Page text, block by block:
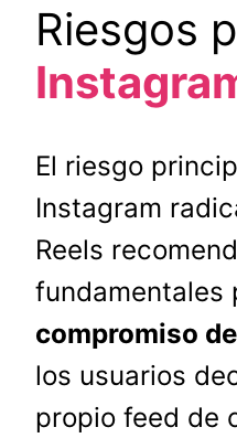
Riesgos
El riesgo
Instagram
Reels
fundamentales
compromiso
los usuarios
propio feed de